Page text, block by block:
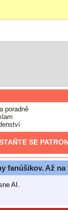
poradně
SE
fanúšikov. Až
AI.